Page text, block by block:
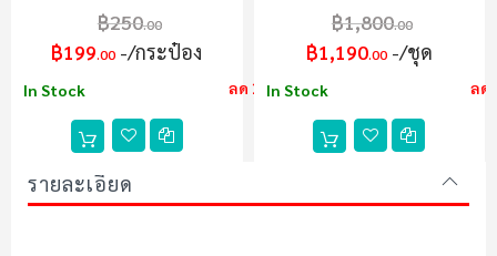
฿250.00
฿199.00 /กระป๋อง
In Stock ลด 20%
฿1,800.00
฿1,190.00 /ชุด
In Stock ลด
รายละเอียด